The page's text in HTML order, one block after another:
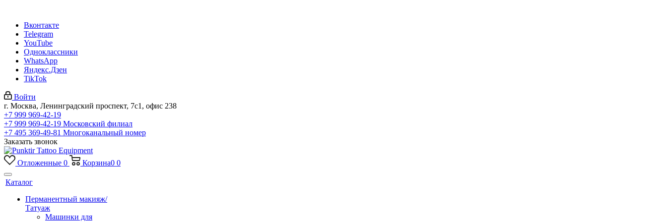
Вконтакте
Telegram
YouTube
Одноклассники
WhatsApp
Яндекс.Дзен
TikTok
Войти
г. Москва, Ленинградский проспект, 7с1, офис 238
+7 999 969-42-19
+7 999 969-42-19 Московский филиал
+7 495 369-49-81 Многоканальный номер
Заказать звонок
Отложенные 0 Корзина0 0
Каталог
Перманентный макияж/
Татуаж
Машинки для